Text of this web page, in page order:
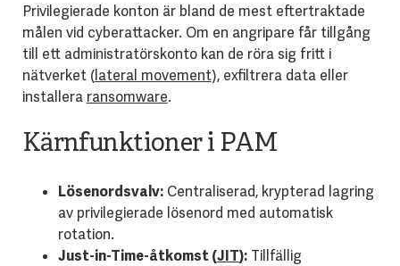
Privilegierade konton är bland de mest eftertraktade
målen vid cyberattacker. Om en angripare får tillgång
till ett administratörskonto kan de röra sig fritt i
nätverket (lateral movement), exfiltrera data eller
installera ransomware.
Kärnfunktioner i PAM
Lösenordsvalv:Centraliserad, krypterad lagring
av privilegierade lösenord med automatisk
rotation.
Just-in-Time-åtkomst (JIT):Tillfällig